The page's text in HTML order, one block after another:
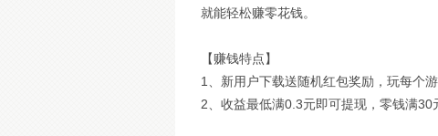
就能轻松赚零花钱。
【赚钱特点】
1、新用户下载送随机红包奖励，玩每个
2、收益最低满0.3元即可提现，零钱满